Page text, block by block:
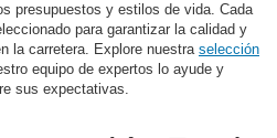
presupuestos y estilos de vida. Cada
para garantizar la calidad y
la carretera. Explore nuestra selección
equipo de expertos lo ayude y
sus expectativas.